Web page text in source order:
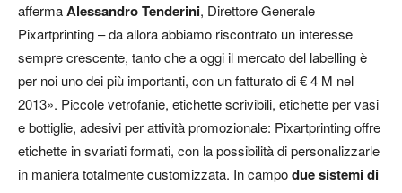
affermaAlessandro Tenderini, Direttore Generale
Pixartprinting – da allora abbiamo riscontrato un interesse
sempre crescente, tanto che a oggi il mercato del labelling è
per noi uno dei più importanti, con un fatturato di € 4 M nel
2013». Piccole vetrofanie, etichette scrivibili, etichette per vasi
e bottiglie, adesivi per attività promozionale: Pixartprinting offre
etichette in svariati formati, con la possibilità di personalizzarle
in maniera totalmente customizzata. In campodue sistemi di